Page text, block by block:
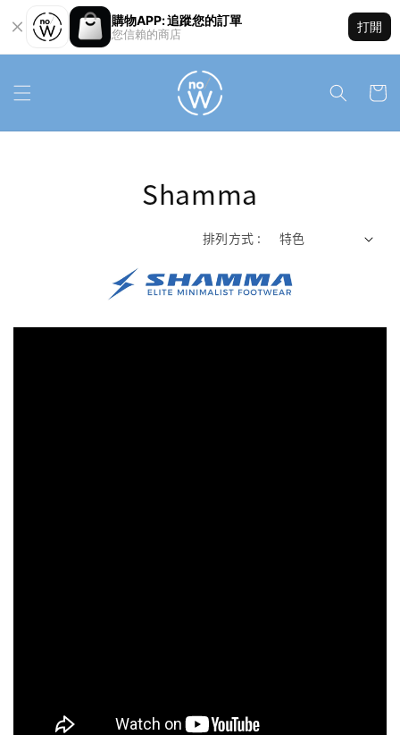
購物APP: 追蹤您的訂單
您信賴的商店
打開
Shamma
排列方式 :